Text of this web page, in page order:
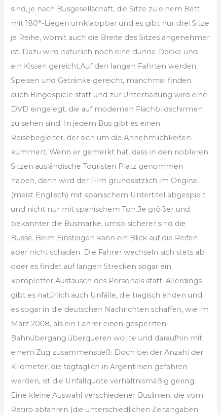
sind, je nach Busgesellschaft, die Sitze zu einem Bett
mit 180°-Liegen umklappbar und es gibt nur drei Sitze
je Reihe, womit auch die Breite des Sitzes angenehmer
ist. Dazu wird natürlich noch eine dünne Decke und
ein Kissen gereicht.Auf den langen Fahrten werden
Speisen und Getränke gereicht, manchmal finden
auch Bingospiele statt und zur Unterhaltung wird eine
DVD eingelegt, die auf modernen Flachbildschirmen
zu sehen sind. In jedem Bus gibt es einen
Reisebegleiter, der sich um die Annehmlichkeiten
kümmert. Wenn er gemerkt hat, dass in den nobleren
Sitzen ausländische Touristen Platz genommen
haben, dann wird der Film grundsätzlich im Original
(meist Englisch) mit spanischem Untertitel abgespielt
und nicht nur mit spanischem Ton.Je größer und
bekannter die Busmarke, umso sicherer sind die
Busse. Beim Einsteigen kann ein Blick auf die Reifen
aber nicht schaden. Die Fahrer wechseln sich stets ab
oder es findet auf langen Strecken sogar ein
kompletter Austausch des Personals statt. Allerdings
gibt es natürlich auch Unfälle, die tragisch enden und
es sogar in die deutschen Nachrichten schaffen, wie im
März 2008, als ein Fahrer einen gesperrten
Bahnübergang überqueren wollte und daraufhin mit
einem Zug zusammenstieß. Doch bei der Anzahl der
Kilometer, die tagtäglich in Argentinien gefahren
werden, ist die Unfallquote verhältnismäßig gering.
Eine kleine Auswahl verschiedener Buslinien, die vom
Retiro abfahren (die unterschiedlichen Zeitangaben